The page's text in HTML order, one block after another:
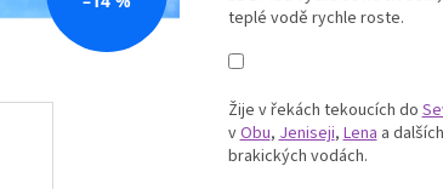
teplé vodě rychle roste.
Žije v řekách tekoucích do
vObu,Jeniseji,Lena a
brakických vodách.